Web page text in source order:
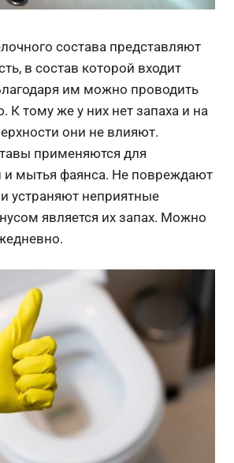
состава представляют
в состав которой входит
им можно проводить
К тому же у них нет запаха и на
они не влияют.
применяются для
и мытья фаянса. Не повреждают
устраняют неприятные
является их запах. Можно